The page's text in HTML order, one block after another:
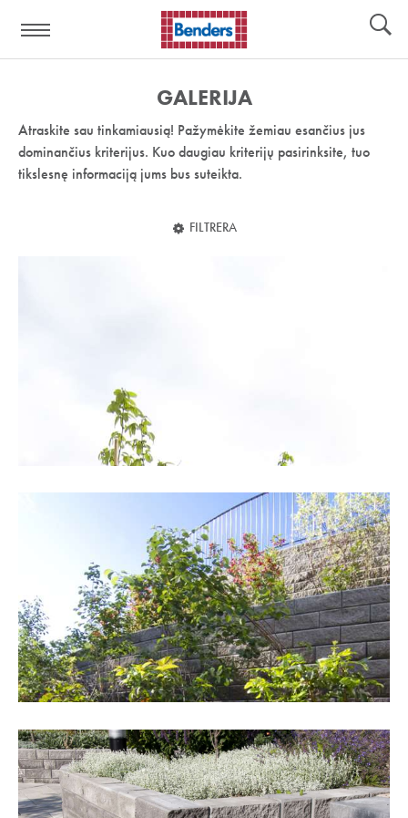
nuoroda:
GALERIJA
Atraskite sau tinkamiausią! Pažymėkite žemiau esančius jus
dominančius kriterijus. Kuo daugiau kriterijų pasirinksite, tuo
tikslesnę informaciją jums bus suteikta.
FILTRERA